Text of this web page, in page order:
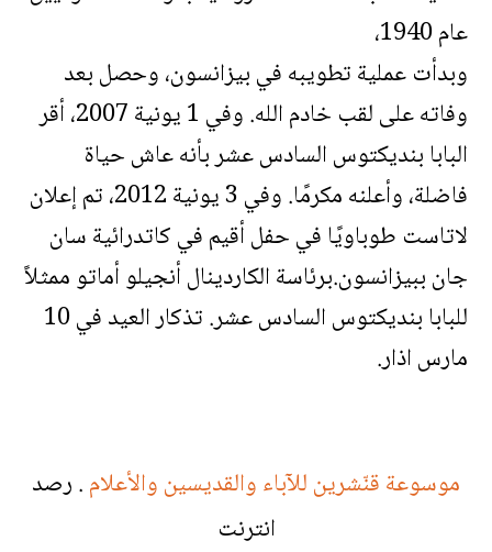
عام 1940،
وبدأت عملية تطويبه في بيزانسون، وحصل بعد
وفاته على لقب خادم الله. وفي 1 يونية 2007، أقر
البابا بنديكتوس السادس عشر بأنه عاش حياة
فاضلة، وأعلنه مكرمًا. وفي 3 يونية 2012، تم إعلان
لاتاست طوباويًا في حفل أقيم في كاتدرائية سان
جان ببيزانسون.برئاسة الكاردينال أنجيلو أماتو ممثلاً
للبابا بنديكتوس السادس عشر. تذكار العيد في 10
مارس اذار.
موسوعة قنّشرين للآباء والقديسين والأعلام. رصد
انترنت